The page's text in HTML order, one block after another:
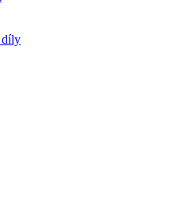
díly